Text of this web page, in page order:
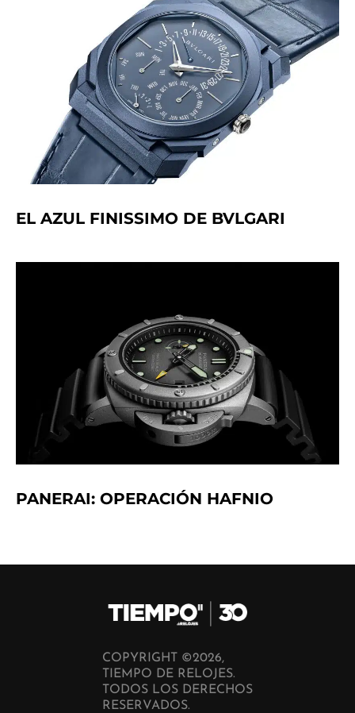
EL AZUL FINISSIMO DE BVLGARI
PANERAI: OPERACIÓN HAFNIO
COPYRIGHT ©2026,
TIEMPO DE RELOJES.
TODOS LOS DERECHOS
RESERVADOS.